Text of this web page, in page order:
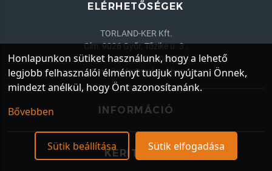
INFORMÁCIÓ
KERÍTÉSEK
ELÉRHETŐSÉGEK
TORLAND-KER Kft.
Cím: 9026 Győr, Tőzike u. 3.,
Tel.: +36 30 / 545-0022,
E-mail:info@torland.hu
Honlapunkon sütiket használunk, hogy a lehető
legjobb felhasználói élményt tudjuk nyújtani Önnek,
mindezt anélkül, hogy Önt azonosítanánk.
Bővebben
Sütik beállítása Sütik elfogadása